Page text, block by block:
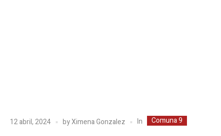
12 abril, 2024 byXimena Gonzalez In Comuna 9